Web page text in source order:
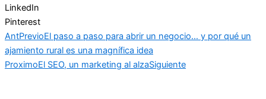
LinkedIn
Pinterest
AntPrevioEl paso a paso para abrir un negocio… y por qué un
ajamiento rural es una magnífica idea
ProximoEl SEO, un marketing al alzaSiguiente